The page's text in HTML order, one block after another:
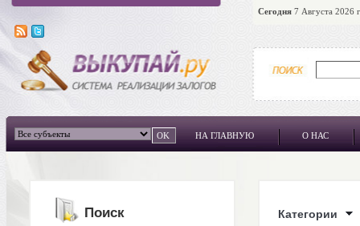
Сегодня 7 Августа 2026
НА ГЛАВНУЮ О НАС
Поиск Категории